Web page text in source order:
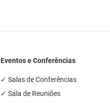
Eventos e Conferências
✓ Salas de Conferências
✓ Sala de Reuniões